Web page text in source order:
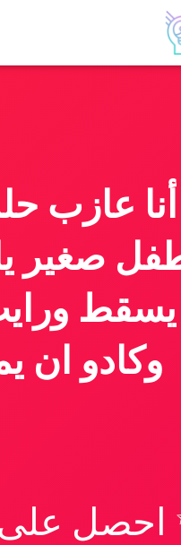
أنا عازب
صغير
يسقط
وكادو ان
احصل على